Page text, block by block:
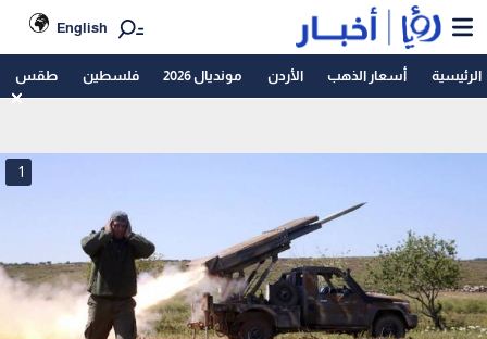
English
الرئيسية أسعار الذهب الأردن مونديال 2026 فلسطين طقس
1